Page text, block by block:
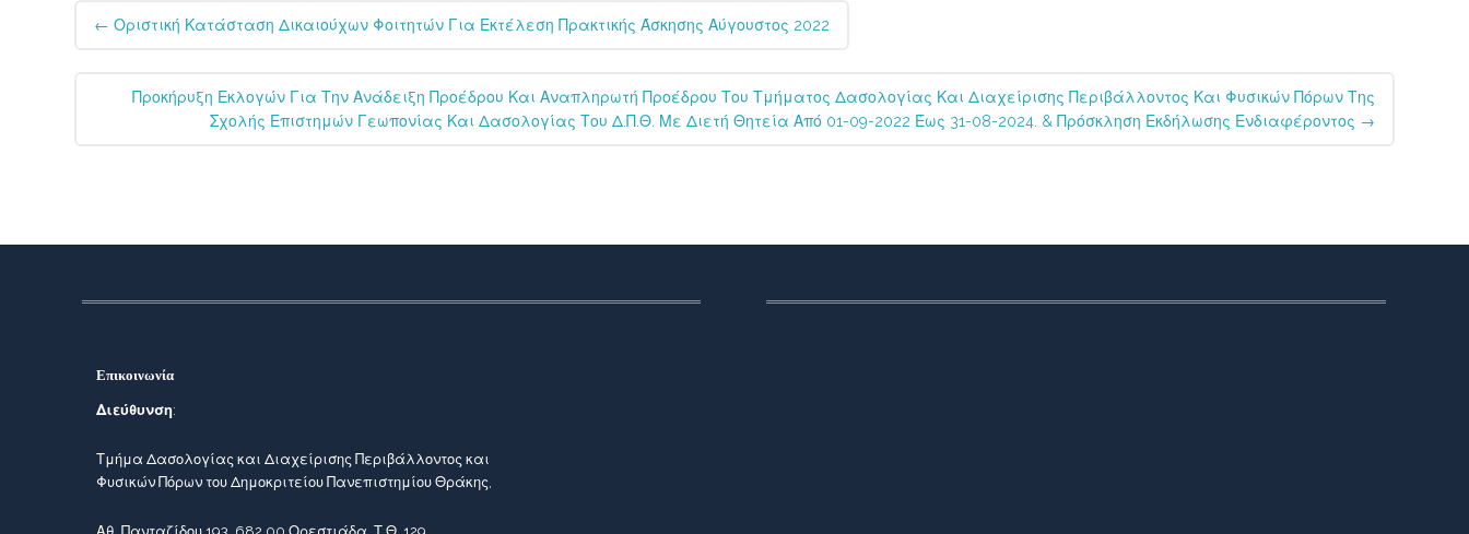
Post
navigation
← Οριστική Κατάσταση Δικαιούχων Φοιτητών Για Εκτέλεση Πρακτικής Άσκησης Αύγουστος 2022
Προκήρυξη Εκλογών Για Την Ανάδειξη Προέδρου Και Αναπληρωτή Προέδρου Του Τμήματος Δασολογίας Και Διαχείρισης Περιβάλλοντος Και Φυσικών Πόρων Της
Σχολής Επιστημών Γεωπονίας Και Δασολογίας Του Δ.Π.Θ. Με Διετή Θητεία Από 01-09-2022 Έως 31-08-2024. & Πρόσκληση Εκδήλωσης Ενδιαφέροντος →
Επικοινωνία
Διεύθυνση:
Τμήμα Δασολογίας και Διαχείρισης Περιβάλλοντος και
Φυσικών Πόρων του Δημοκριτείου Πανεπιστημίου Θράκης,